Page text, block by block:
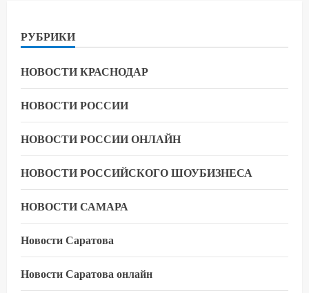
РУБРИКИ
НОВОСТИ КРАСНОДАР
НОВОСТИ РОССИИ
НОВОСТИ РОССИИ ОНЛАЙН
НОВОСТИ РОССИЙСКОГО ШОУБИЗНЕСА
НОВОСТИ САМАРА
Новости Саратова
Новости Саратова онлайн